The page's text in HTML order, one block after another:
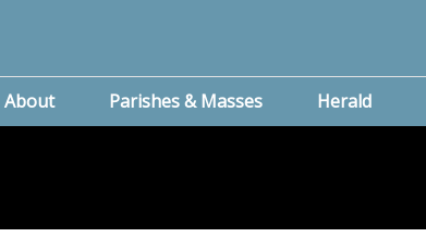
About Parishes & Masses Herald